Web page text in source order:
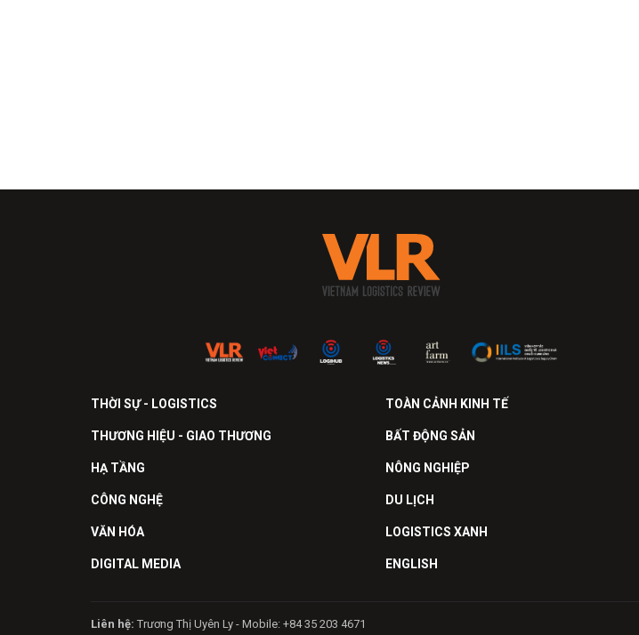
THỜI SỰ - LOGISTICS TOÀN CẢNH KINH TẾ
THƯƠNG HIỆU - GIAO THƯƠNG BẤT ĐỘNG SẢN
HẠ TẦNG NÔNG NGHIỆP
CÔNG NGHỆ DU LỊCH
VĂN HÓA LOGISTICS XANH
DIGITAL MEDIA ENGLISH
Liên hệ: Trương Thị Uyên Ly - Mobile: +84 35 203 4671